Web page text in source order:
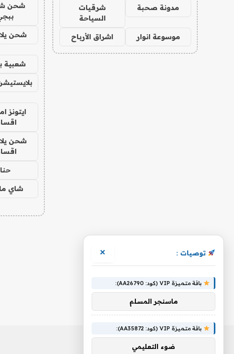
مدونة صحبة
شرقيات
السياحة
موسوعة انوار اشراق الأرباح
شحن
شحن
شعبية
ايتونز
شحن
حنا
شاي
توصيات : ×
باقة متميزة VIP (كود: AA26790):
ماسنجر المسلم
باقة متميزة VIP (كود: AA35872):
ضوء التعليمي